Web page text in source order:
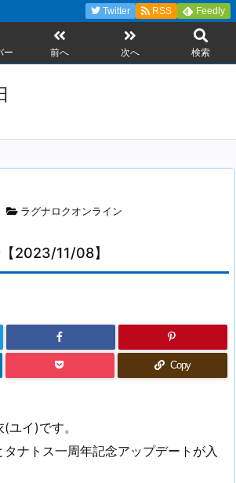
ー 前へ 次へ 検索
Twitter RSS Feedly
ラグナロクオンライン
【2023/11/08】
Copy
ユイ)です。
ナトス一周年記念アップデートが入